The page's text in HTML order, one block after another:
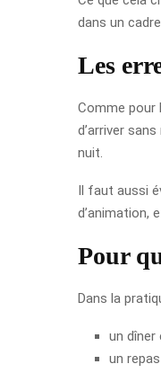
dans un
Les
Comme pour
d’arriver
nuit.
Il faut aussi
d’animation,
Pour
Dans la
un dîner
un